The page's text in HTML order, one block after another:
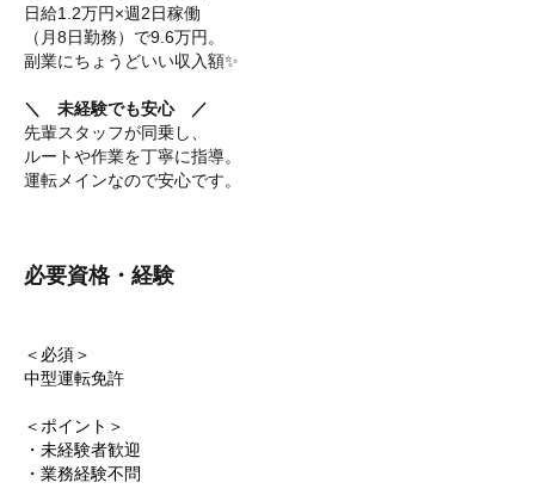
日給1.2万円×週2日稼働
（月8日勤務）で9.6万円。
副業にちょうどいい収入額✨
＼ 未経験でも安心 ／
先輩スタッフが同乗し、
ルートや作業を丁寧に指導。
運転メインなので安心です。
必要資格・経験
＜必須＞
中型運転免許
＜ポイント＞
・未経験者歓迎
・業務経験不問